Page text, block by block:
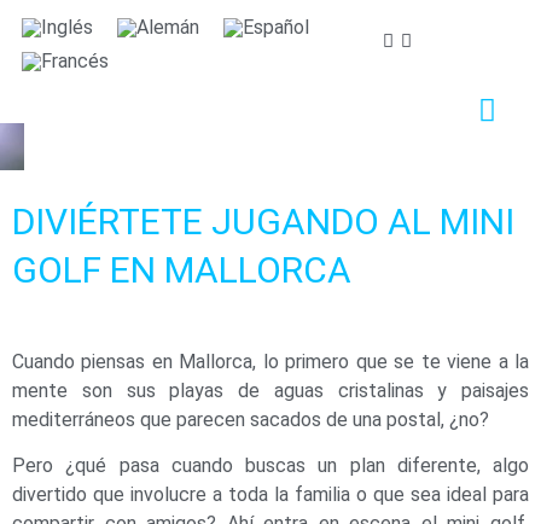
DIVIÉRTETE JUGANDO AL MINI
GOLF EN MALLORCA
Cuando piensas en Mallorca, lo primero que se te viene a la
mente son sus playas de aguas cristalinas y paisajes
mediterráneos que parecen sacados de una postal, ¿no?
Pero ¿qué pasa cuando buscas un plan diferente, algo
divertido que involucre a toda la familia o que sea ideal para
Nos importa tu privacidad
la realización de análisis estadísticos así como para
Puede aceptar o rechazar las cookies haciendo clic en
según tus preferencias haciendo clic en el botón
"Configurar". Para obtener más información, puedes
visitar nuestraPolítica de Cookies.
Configurar Rechazar Aceptar todas